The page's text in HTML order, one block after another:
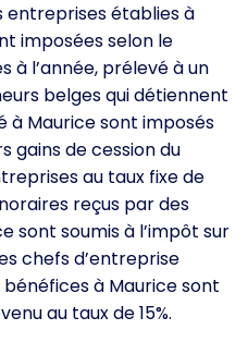
entreprises établies à
imposées selon le
à l’année, prélevé à un
belges qui détiennent
à Maurice sont imposés
gains de cession du
au taux fixe de
reçus par des
sont soumis à l’impôt sur
chefs d’entreprise
à Maurice sont
au taux de 15%.